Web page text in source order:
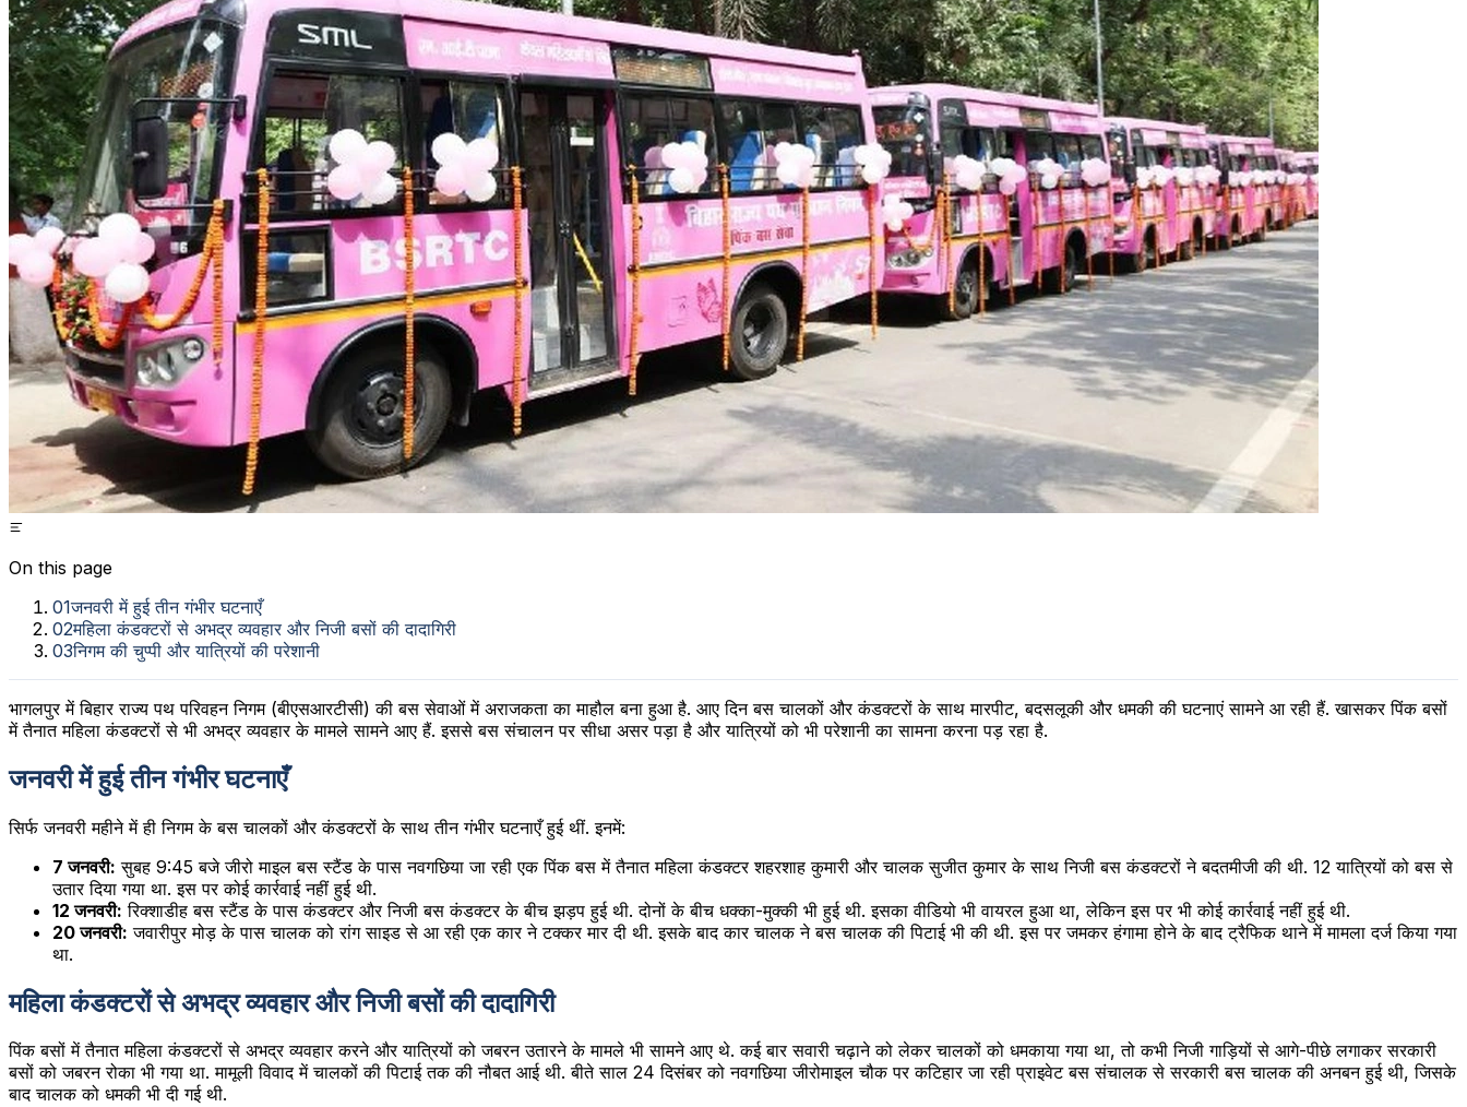
On this page
01जनवरी में हुई तीन गंभीर घटनाएँ
02महिला कंडक्टरों से अभद्र व्यवहार और निजी बसों की दादागिरी
03निगम की चुप्पी और यात्रियों की परेशानी
भागलपुर में बिहार राज्य पथ परिवहन निगम (बीएसआरटीसी) की बस सेवाओं में अराजकता का माहौल बना हुआ है. आए दिन बस चालकों और कंडक्टरों के साथ मारपीट, बदसलूकी और धमकी की घटनाएं सामने आ रही हैं. खासकर पिंक बसों
में तैनात महिला कंडक्टरों से भी अभद्र व्यवहार के मामले सामने आए हैं. इससे बस संचालन पर सीधा असर पड़ा है और यात्रियों को भी परेशानी का सामना करना पड़ रहा है.
जनवरी में हुई तीन गंभीर घटनाएँ
सिर्फ जनवरी महीने में ही निगम के बस चालकों और कंडक्टरों के साथ तीन गंभीर घटनाएँ हुई थीं. इनमें:
7 जनवरी: सुबह 9:45 बजे जीरो माइल बस स्टैंड के पास नवगछिया जा रही एक पिंक बस में तैनात महिला कंडक्टर शहरशाह कुमारी और चालक सुजीत कुमार के साथ निजी बस कंडक्टरों ने बदतमीजी की थी. 12 यात्रियों को बस से
उतार दिया गया था. इस पर कोई कार्रवाई नहीं हुई थी.
12 जनवरी: रिक्शाडीह बस स्टैंड के पास कंडक्टर और निजी बस कंडक्टर के बीच झड़प हुई थी. दोनों के बीच धक्का-मुक्की भी हुई थी. इसका वीडियो भी वायरल हुआ था, लेकिन इस पर भी कोई कार्रवाई नहीं हुई थी.
20 जनवरी: जवारीपुर मोड़ के पास चालक को रांग साइड से आ रही एक कार ने टक्कर मार दी थी. इसके बाद कार चालक ने बस चालक की पिटाई भी की थी. इस पर जमकर हंगामा होने के बाद ट्रैफिक थाने में मामला दर्ज किया गया
था.
महिला कंडक्टरों से अभद्र व्यवहार और निजी बसों की दादागिरी
पिंक बसों में तैनात महिला कंडक्टरों से अभद्र व्यवहार करने और यात्रियों को जबरन उतारने के मामले भी सामने आए थे. कई बार सवारी चढ़ाने को लेकर चालकों को धमकाया गया था, तो कभी निजी गाड़ियों से आगे-पीछे लगाकर सरकारी
बसों को जबरन रोका भी गया था. मामूली विवाद में चालकों की पिटाई तक की नौबत आई थी. बीते साल 24 दिसंबर को नवगछिया जीरोमाइल चौक पर कटिहार जा रही प्राइवेट बस संचालक से सरकारी बस चालक की अनबन हुई थी, जिसके
बाद चालक को धमकी भी दी गई थी.